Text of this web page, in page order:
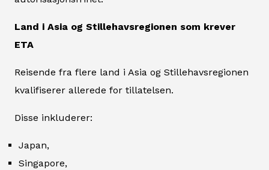
Land i Asia og Stillehavsregionen som krever
ETA
Reisende fra flere land i Asia og Stillehavsregionen
kvalifiserer allerede for tillatelsen.
Disse inkluderer:
Japan,
Singapore,